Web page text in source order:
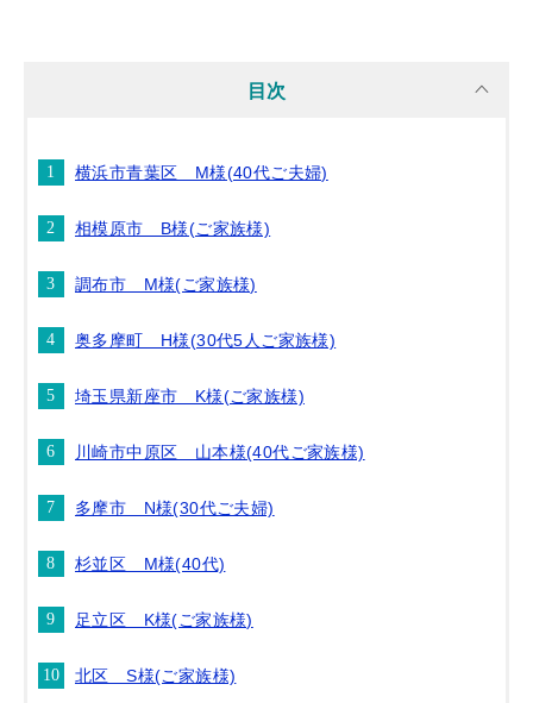
目次
横浜市青葉区 M様(40代ご夫婦)
相模原市 B様(ご家族様)
調布市 M様(ご家族様)
奥多摩町 H様(30代5人ご家族様)
埼玉県新座市 K様(ご家族様)
川崎市中原区 山本様(40代ご家族様)
多摩市 N様(30代ご夫婦)
杉並区 M様(40代)
足立区 K様(ご家族様)
北区 S様(ご家族様)